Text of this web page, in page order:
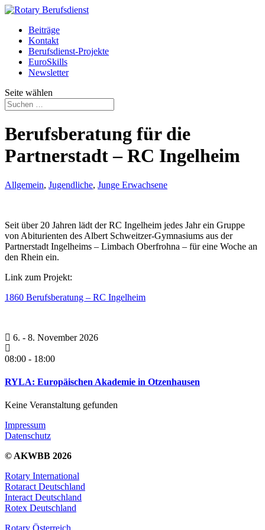
Beiträge
Kontakt
Berufsdienst-Projekte
EuroSkills
Newsletter
Seite wählen
Berufsberatung für die
Partnerstadt – RC Ingelheim
Allgemein, Jugendliche, Junge Erwachsene
Seit über 20 Jahren lädt der RC Ingelheim jedes Jahr ein Gruppe
von Abiturienten des Albert Schweitzer-Gymnasiums aus der
Partnerstadt Ingelheims – Limbach Oberfrohna – für eine Woche an
den Rhein ein.
Link zum Projekt:
1860 Berufsberatung – RC Ingelheim
6. - 8. November 2026
08:00 - 18:00
RYLA: Europäischen Akademie in Otzenhausen
Keine Veranstaltung gefunden
Impressum
Datenschutz
© AKWBB 2026
Rotary International
Rotaract Deutschland
Interact Deutschland
Rotex Deutschland